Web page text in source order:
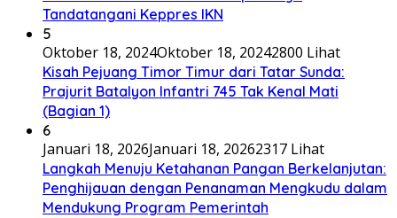
Tandatangani Keppres IKN
5
Oktober 18, 2024Oktober 18, 20242800 Lihat
Kisah Pejuang Timor Timur dari Tatar Sunda:
Prajurit Batalyon Infantri 745 Tak Kenal Mati
(Bagian 1)
6
Januari 18, 2026Januari 18, 20262317 Lihat
Langkah Menuju Ketahanan Pangan Berkelanjutan:
Penghijauan dengan Penanaman Mengkudu dalam
Mendukung Program Pemerintah